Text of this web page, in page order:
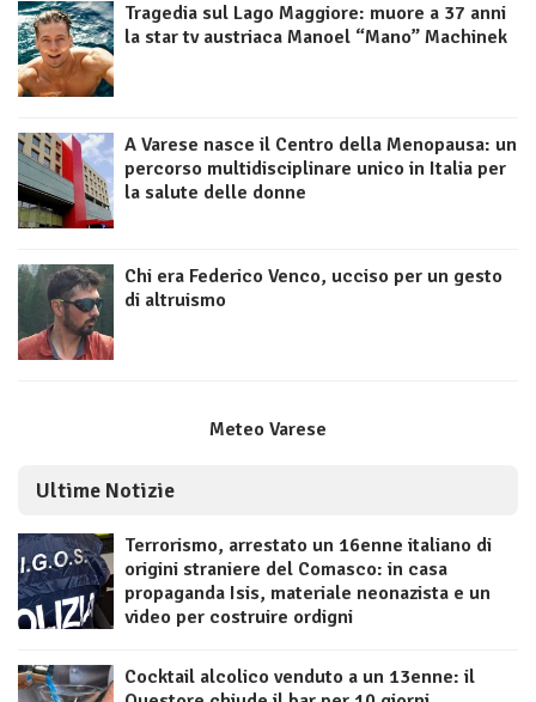
Tragedia sul Lago Maggiore: muore a 37 anni
la star tv austriaca Manoel “Mano” Machinek
A Varese nasce il Centro della Menopausa: un
percorso multidisciplinare unico in Italia per
la salute delle donne
Chi era Federico Venco, ucciso per un gesto
di altruismo
Meteo Varese
Ultime Notizie
Terrorismo, arrestato un 16enne italiano di
origini straniere del Comasco: in casa
propaganda Isis, materiale neonazista e un
video per costruire ordigni
Cocktail alcolico venduto a un 13enne: il